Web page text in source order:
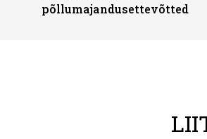
põllumajandusettevõtted